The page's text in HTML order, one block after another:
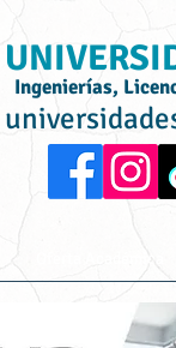
Ingenierías,